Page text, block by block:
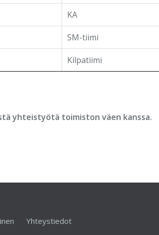
KA
SM-tiimi
Kilpatiimi
yhteistyötä toimiston väen kanssa.
Yhteystiedot